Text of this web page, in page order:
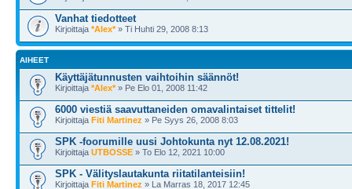
Vanhat tiedotteet
Kirjoittaja *Alex*» Ti Huhti 29, 2008 8:13
AIHEET
Käyttäjätunnusten vaihtoihin säännöt!
Kirjoittaja *Alex*» Pe Elo 01, 2008 11:42
6000 viestiä saavuttaneiden omavalintaiset tittelit!
Kirjoittaja Fiti Martinez » Pe Syys 26, 2008 8:03
SPK -foorumille uusi Johtokunta nyt 12.08.2021!
Kirjoittaja UTBOSSE » To Elo 12, 2021 10:00
SPK - Välityslautakunta riitatilanteisiin!
Kirjoittaja Fiti Martinez » La Marras 18, 2017 12:45